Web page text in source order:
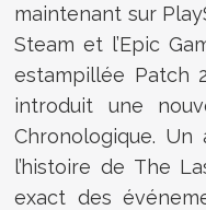
maintenant sur
Steam et l’Epic
estampillée Patch
introduit une
Chronologique.
l’histoire de The
exact des